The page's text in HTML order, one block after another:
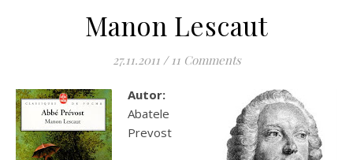
Manon Lescaut
27.11.2011 / 11 Comments
Autor:
Abatele
Prevost